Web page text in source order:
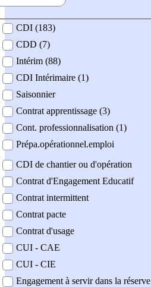
contrat
CDI (183)
CDD (7)
Intérim (88)
CDI Intérimaire (1)
Saisonnier
Contrat apprentissage (3)
Cont. professionnalisation (1)
Prépa.opérationnel.emploi
CDI de chantier ou d'opération
Contrat d'Engagement Educatif
Contrat intermittent
Contrat pacte
Contrat d'usage
CUI - CAE
CUI - CIE
Engagement à servir dans la réserve